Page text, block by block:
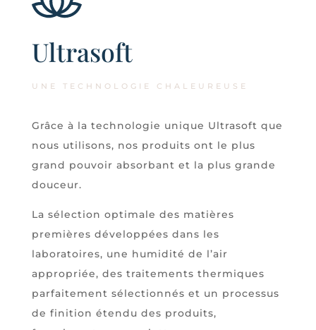
Ultrasoft
UNE TECHNOLOGIE CHALEUREUSE
Grâce à la technologie unique Ultrasoft que
nous utilisons, nos produits ont le plus
grand pouvoir absorbant et la plus grande
douceur.
La sélection optimale des matières
premières développées dans les
laboratoires, une humidité de l’air
appropriée, des traitements thermiques
parfaitement sélectionnés et un processus
de finition étendu des produits,